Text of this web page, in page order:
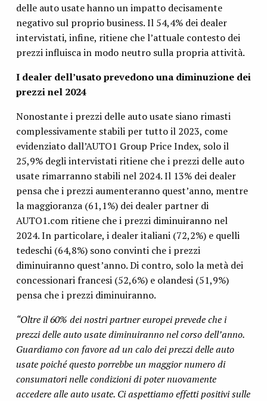
delle auto usate hanno un impatto decisamente
negativo sul proprio business. Il 54,4% dei dealer
intervistati, infine, ritiene che l’attuale contesto dei
prezzi influisca in modo neutro sulla propria attività.
I dealer dell’usato prevedono una diminuzione dei
prezzi nel 2024
Nonostante i prezzi delle auto usate siano rimasti
complessivamente stabili per tutto il 2023, come
evidenziato dall’AUTO1 Group Price Index, solo il
25,9% degli intervistati ritiene che i prezzi delle auto
usate rimarranno stabili nel 2024. Il 13% dei dealer
pensa che i prezzi aumenteranno quest’anno, mentre
la maggioranza (61,1%) dei dealer partner di
AUTO1.com ritiene che i prezzi diminuiranno nel
2024. In particolare, i dealer italiani (72,2%) e quelli
tedeschi (64,8%) sono convinti che i prezzi
diminuiranno quest’anno. Di contro, solo la metà dei
concessionari francesi (52,6%) e olandesi (51,9%)
pensa che i prezzi diminuiranno.
“Oltre il 60% dei nostri partner europei prevede che i
prezzi delle auto usate diminuiranno nel corso dell’anno.
Guardiamo con favore ad un calo dei prezzi delle auto
usate poiché questo porrebbe un maggior numero di
consumatori nelle condizioni di poter nuovamente
accedere alle auto usate. Ci aspettiamo effetti positivi sulle